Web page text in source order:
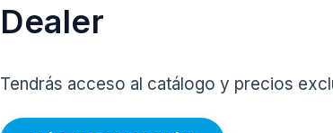
Dealer
Tendrás acceso al catálogo y precios